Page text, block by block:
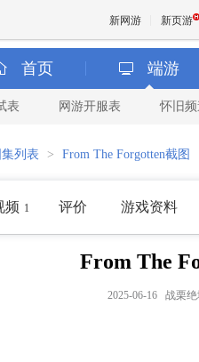
新网游 新页游
首页 端游
表 网游开服表 怀旧频
集列表 > From The Forgotten截图
频 1 评价 游戏资料
From The
2025-06-16 战栗